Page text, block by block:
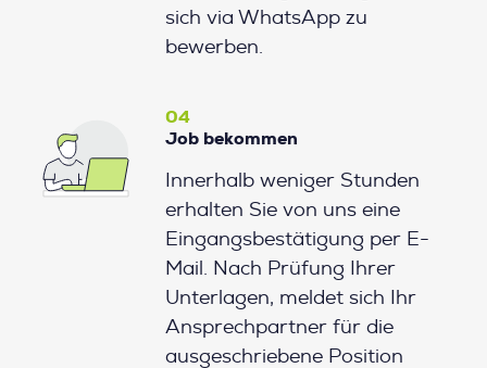
sich via WhatsApp zu
bewerben.
04
Job bekommen
Innerhalb weniger Stunden
erhalten Sie von uns eine
Eingangsbestätigung per E-
Mail. Nach Prüfung Ihrer
Unterlagen, meldet sich Ihr
Ansprechpartner für die
ausgeschriebene Position